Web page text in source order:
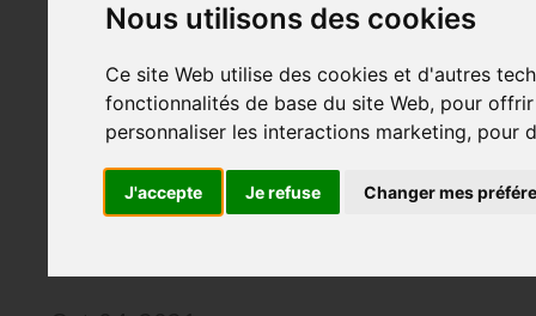
Nous utilisons des cookies
Ce site Web utilise des cookies et d'autres
fonctionnalités de base du site Web, pour offrir
personnaliser les interactions marketing, pour
J'accepte Je refuse Changer mes
Conférence/
marcher le
dormira